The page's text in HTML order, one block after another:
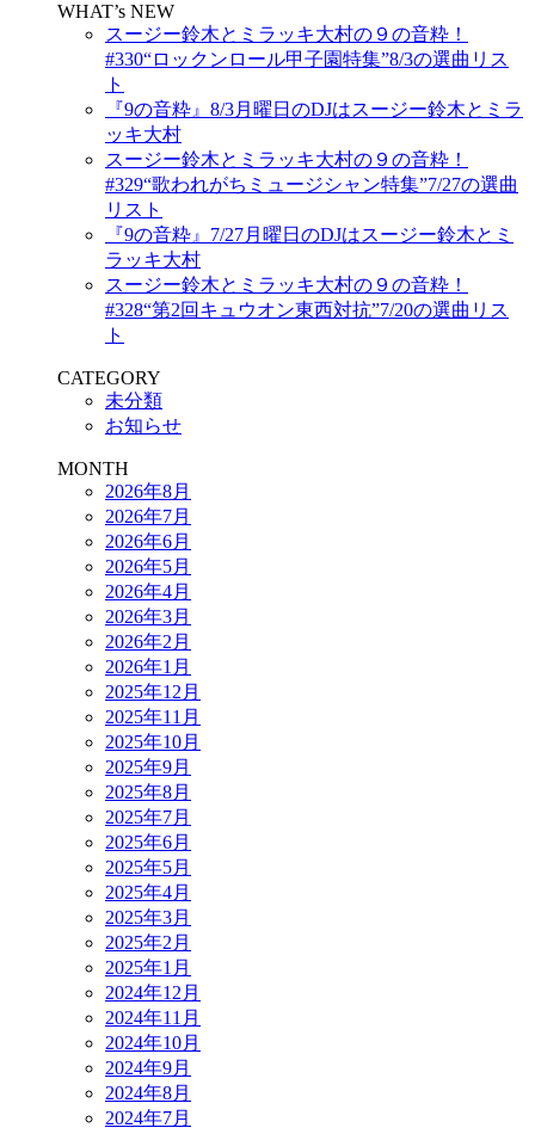
WHAT’s NEW
スージー鈴木とミラッキ大村の９の音粋！
#330“ロックンロール甲子園特集”8/3の選曲リス
ト
『9の音粋』8/3月曜日のDJはスージー鈴木とミラ
ッキ大村
スージー鈴木とミラッキ大村の９の音粋！
#329“歌われがちミュージシャン特集”7/27の選曲
リスト
『9の音粋』7/27月曜日のDJはスージー鈴木とミ
ラッキ大村
スージー鈴木とミラッキ大村の９の音粋！
#328“第2回キュウオン東西対抗”7/20の選曲リス
ト
CATEGORY
未分類
お知らせ
MONTH
2026年8月
2026年7月
2026年6月
2026年5月
2026年4月
2026年3月
2026年2月
2026年1月
2025年12月
2025年11月
2025年10月
2025年9月
2025年8月
2025年7月
2025年6月
2025年5月
2025年4月
2025年3月
2025年2月
2025年1月
2024年12月
2024年11月
2024年10月
2024年9月
2024年8月
2024年7月